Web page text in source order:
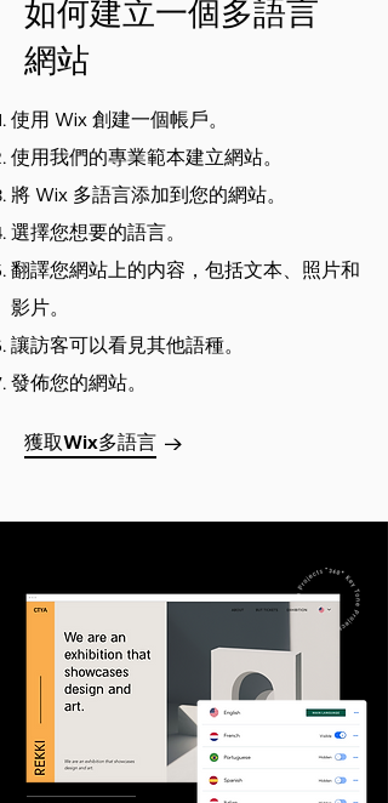
如何建立一個多語言
網站
使用 Wix 創建一個帳戶。
使用我們的專業範本建立網站。
將 Wix 多語言添加到您的網站。
選擇您想要的語言。
翻譯您網站上的内容，包括文本、照片和
影片。
讓訪客可以看見其他語種。
發佈您的網站。
獲取Wix多語言